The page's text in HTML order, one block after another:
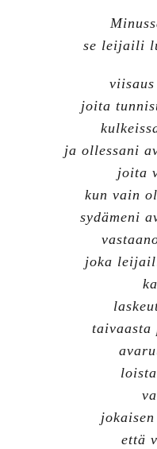
se leijaili
joita
ja ollessani
joita
kun vain
sydämeni
joka
taivaasta
että